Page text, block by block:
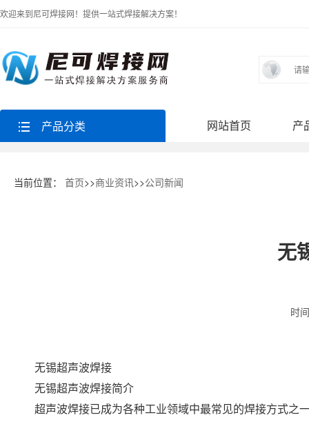
欢迎来到尼可焊接网！提供一站式焊接解决方案！
产品分类 网站首页 产
当前位置： 首页>>商业资讯>>公司新闻
无
时
无锡超声波焊接
无锡超声波焊接简介
超声波焊接已成为各种工业领域中最常见的焊接方式之